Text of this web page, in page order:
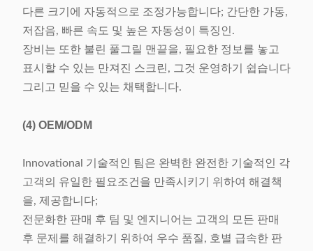
다른 크기에 자동적으로 조정가능합니다; 간단한 가동,
저잡음, 빠른 속도 및 높은 자동성이 특징인.
장비는 또한 불린 풀그릴 맨끝을, 필요한 정보를 놓고
표시할 수 있는 만져진 스크린, 그것 운영하기 쉽습니다
그리고 믿을 수 있는 채택합니다.
(4) OEM/ODM
Innovational 기술적인 팀은 완벽한 완전한 기술적인 각
고객의 유일한 필요조건을 만족시키기 위하여 해결책
을, 제공합니다;
전문화한 판매 후 팀 및 엔지니어는 고객의 모든 판매
후 문제를 해결하기 위하여 우수 품질, 호별 급속한 판